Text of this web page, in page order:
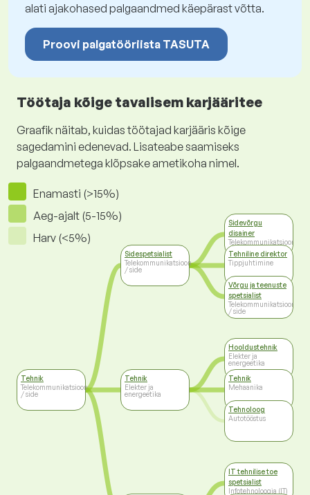
alati ajakohased palgaandmed käepärast võtta.
Proovi palgatööriista TASUTA
Töötaja kõige tavalisem karjääritee
Graafik näitab, kuidas töötajad karjääris kõige
sagedamini edenevad. Lisateabe saamiseks
palgaandmetega klõpsake ametikoha nimel.
Enamasti (>15%)
Aeg-ajalt (5-15%)
Harv (<5%)
Tehnik
Telekommunikatsioon
/ side
Sidespetsialist
Telekommunikatsioon
/ side
Tehnik
Elekter ja
energeetika
Sidevõrgu
disainer
Telekommunikatsioon
/ side
Tehniline direktor
Tippjuhtimine
Võrgu ja teenuste
spetsialist
Telekommunikatsioon
/ side
Hooldustehnik
Elekter ja
energeetika
Tehnik
Mehaanika
Tehnoloog
Autotööstus
IT tehnilise toe
spetsialist
Infotehnoloogia (IT)